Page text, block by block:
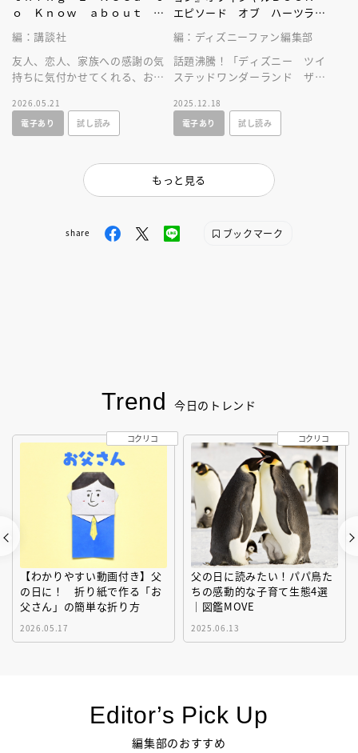
ｏ Ｋｎｏｗ ａｂｏｕｔ Ｆ
ｒｉｅｎｄｓｈｉｐ ａｎｄ
Ｌｏｖｅ Ｉ Ｌｅａｒｎｅ
ｄ ｆｒｏｍ ａ Ｄｉｓｎｅ
ｙ Ｌｉｔｔｌｅ Ｇｏｌｄｅ
編：講談社
友人、恋人、家族への感謝の気
持ちに気付かせてくれる、お守
ｎｅｙ 君に会えてよかった」
の新装版。
2026.05.21
電子あり
試し読み
エピソード オブ ハーツラビ
ュル～
編：ディズニーファン編集部
話題沸騰！「ディズニー ツイ
ステッドワンダーランド ザ
ク！ ボイスキャストインタビ
ュー大充実！
2025.12.18
電子あり
試し読み
もっと見る
share ブックマーク
Trend 今日のトレンド
【わかりやすい動画付き】父
の日に！ 折り紙で作る「お
父さん」の簡単な折り方
2026.05.17
コクリコ
父の日に読みたい！パパ鳥た
ちの感動的な子育て生態4選
｜図鑑MOVE
2025.06.13
コクリコ
Editor’s Pick Up
編集部のおすすめ